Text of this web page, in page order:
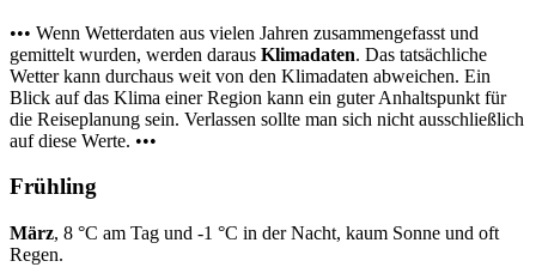
••• Wenn Wetterdaten aus vielen Jahren zusammengefasst und
gemittelt wurden, werden daraus Klimadaten. Das tatsächliche
Wetter kann durchaus weit von den Klimadaten abweichen. Ein
Blick auf das Klima einer Region kann ein guter Anhaltspunkt für
die Reiseplanung sein. Verlassen sollte man sich nicht ausschließlich
auf diese Werte. •••
Frühling
März, 8 °C am Tag und -1 °C in der Nacht, kaum Sonne und oft
Regen.